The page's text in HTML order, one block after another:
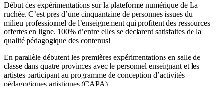
Début des expérimentations sur la plateforme numérique de La
ruchée. C’est près d’une cinquantaine de personnes issues du
milieu professionnel de l’enseignement qui profitent des ressources
offertes en ligne. 100% d’entre elles se déclarent satisfaites de la
qualité pédagogique des contenus!
En parallèle débutent les premières expérimentations en salle de
classe dans quatre provinces avec le personnel enseignant et les
artistes participant au programme de conception d’activités
pédagogiques artistiques (CAPA).